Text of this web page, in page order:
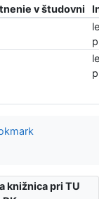
v študovni
Info
len
len
knižnica pri TU